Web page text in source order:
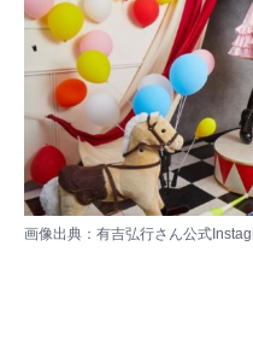
画像出典： 有吉弘行さん公式